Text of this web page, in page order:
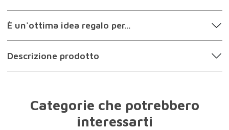
È un'ottima idea regalo per...
Descrizione prodotto
Categorie che potrebbero
interessarti